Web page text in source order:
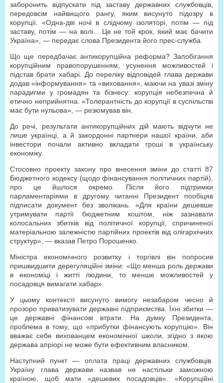
заборонить відпускати під заставу державних службовців,
передовсім найвищого рангу, яким висунуто підозру в
корупції. «Одна-дві ночі в слідчому ізоляторі, потім — під
заставу, потім — на волі... Це не той крок, який має бачити
Україна», — передає слова Президента його прес-служба.
Що ще передбачає антикорупційна реформа? Запобігання
корупційним правопорушенням, усунення можливостей і
підстав брати хабарі. До переліку відповідей глава держави
додав «інформування» та «виховання», маючи на увазі зміну
парадигми у громадян та бізнесу: корупція небезпечна й
етично неприйнятна. «Толерантність до корупції в суспільстві
має бути нульова», — резюмував він.
До речі, результати антикорупційних дій мають відчути не
лише українці, а й закордонні партнери нашої країни, аби
інвестори почали активно вкладати гроші в українську
економіку.
Стосовно проекту закону про внесення зміни до статті 87
Бюджетного кодексу (щодо фінансування політичних партій),
про це йшлося окремо. Після його підтримки
парламентаріями в другому читанні Президент пообіцяв
підписати документ без зволікань. «Для країни дешевше
утримувати партії бюджетним коштом, ніж зазнавати
колосальних збитків від політичної корупції, спричиненої
матеріальною залежністю партійних проектів від олігархічних
структур», — вказав Петро Порошенко.
Міністра економічного розвитку і торгівлі він попросив
пришвидшити дерегуляційні зміни: «Що менша роль держави
в економіці і житті людини, то менше можливостей у
посадовця вимагати хабар».
У цьому контексті висунуто вимогу незабаром чесно й
прозоро приватизувати державні підприємства. Їхні збитки —
це державні фінансові втрати. На думку Президента,
проблема в тому, що «прибутки фінансують корупцію». Він
вважає себе вихованцем економічної школи, згідно з якою
держава апріорі не може бути ефективним власником.
Наступний пункт — оплата праці державних службовців.
Україну глава держави назвав не настільки заможною
країною, щоб мати «дешевих посадовців». «Корупційні